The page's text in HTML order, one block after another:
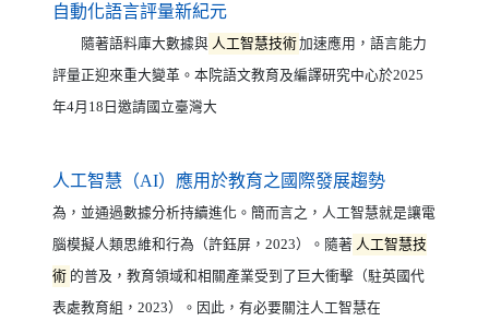
自動化語言評量新紀元（另開新視窗）
隨著語料庫大數據與 人工智慧技術加速應用，語言能力
評量正迎來重大變革。本院語文教育及編譯研究中心於2025
年4月18日邀請國立臺灣大
人工智慧（AI）應用於教育之國際發展趨勢（另開新視
為，並通過數據分析持續進化。簡而言之，人工智慧就是讓電
腦模擬人類思維和行為（許鈺屏，2023）。隨著 人工智慧技
術 的普及，教育領域和相關產業受到了巨大衝擊（駐英國代
表處教育組，2023）。因此，有必要關注人工智慧在